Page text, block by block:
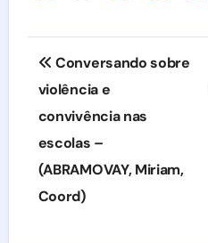
Navegação
de
Post
Conversando sobre
violência e
convivência nas
escolas –
(ABRAMOVAY, Miriam,
Coord)